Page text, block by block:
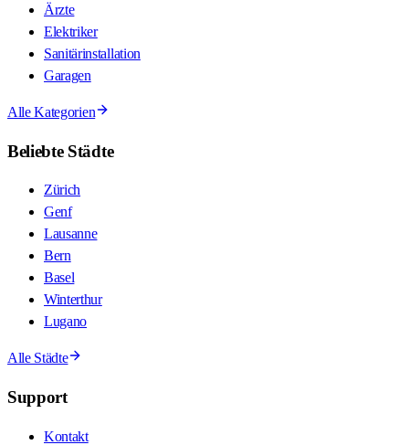
Ärzte
Elektriker
Sanitärinstallation
Garagen
Alle Kategorien
Beliebte Städte
Zürich
Genf
Lausanne
Bern
Basel
Winterthur
Lugano
Alle Städte
Support
Kontakt